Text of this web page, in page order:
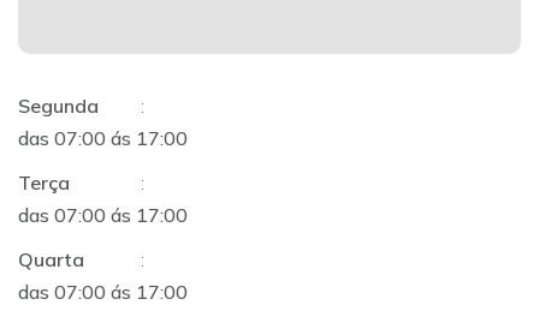
Segunda
:
das 07:00 ás 17:00
Terça
:
das 07:00 ás 17:00
Quarta
:
das 07:00 ás 17:00